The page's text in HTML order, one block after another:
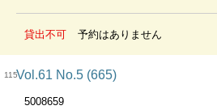
貸出不可 予約はありません
115Vol.61 No.5 (665)
5008659